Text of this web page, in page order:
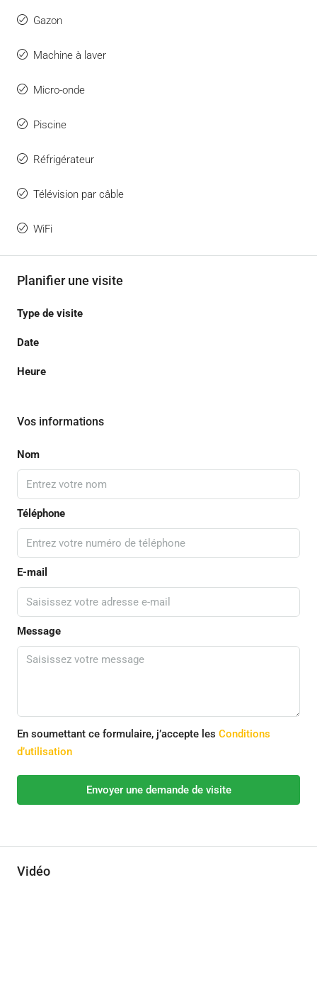
Gazon
Machine à laver
Micro-onde
Piscine
Réfrigérateur
Télévision par câble
WiFi
Planifier une visite
Type de visite
Date
Heure
Vos informations
Nom
Téléphone
E-mail
Message
En soumettant ce formulaire, j’accepte les Conditions
d’utilisation
Envoyer une demande de visite
Vidéo